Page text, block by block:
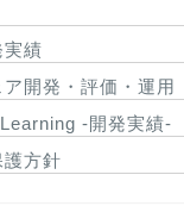
実績
開発・評価・運用
-開発実績-
方針